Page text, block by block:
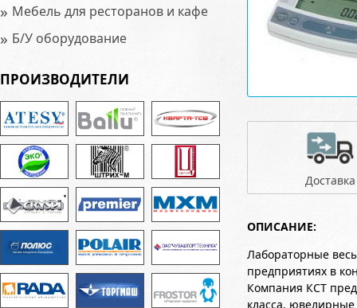
» Мебель для ресторанов и кафе
» Б/У оборудование
ПРОИЗВОДИТЕЛИ
Доставка
ОПИСАНИЕ:
Лабораторные
предприятиях в
Компания КСТ
класса,